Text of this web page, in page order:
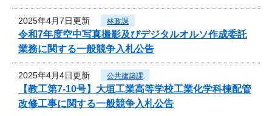
2025年4月7日更新 林政課
令和7年度空中写真撮影及びデジタルオルソ作成委託
業務に関する一般競争入札公告
2025年4月4日更新 公共建築課
【教工第7-10号】大垣工業高等学校工業化学科棟配管
改修工事に関する一般競争入札公告